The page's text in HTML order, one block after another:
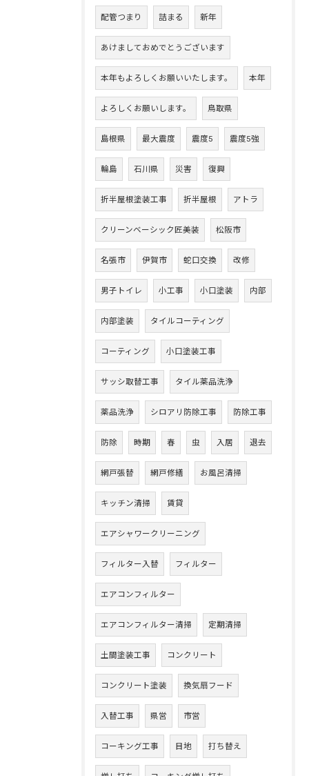
配管つまり 詰まる 新年
あけましておめでとうございます
本年もよろしくお願いいたします。 本年
よろしくお願いします。 鳥取県
島根県 最大震度 震度5 震度5強
輪島 石川県 災害 復興
折半屋根塗装工事 折半屋根 アトラ
クリーンベーシック匠美装 松阪市
名張市 伊賀市 蛇口交換 改修
男子トイレ 小工事 小口塗装 内部
内部塗装 タイルコーティング
コーティング 小口塗装工事
サッシ取替工事 タイル薬品洗浄
薬品洗浄 シロアリ防除工事 防除工事
防除 時期 春 虫 入居 退去
網戸張替 網戸修繕 お風呂清掃
キッチン清掃 賃貸
エアシャワークリーニング
フィルター入替 フィルター
エアコンフィルター
エアコンフィルター清掃 定期清掃
土間塗装工事 コンクリート
コンクリート塗装 換気扇フード
入替工事 県営 市営
コーキング工事 目地 打ち替え